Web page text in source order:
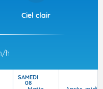
Ciel clair
h
SAMEDI
08